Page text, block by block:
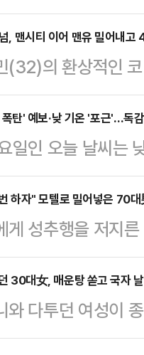
표의 사법리스크
한 헌법재판소의
해서는 거리를 두
형 집행유예' 선고
의혹 항소심 유죄
재점화하는 분위
하는 분위기가 …
, 맨시티 이어 맨유 밀어내고
(32)의 환상적인
바오컵) 4강에 올
타디움에서 펼쳐
분 터진 손흥민
승)에 이어 맨유
대를 밟았다.가장
후반 43분 날카
탄' 예보·낮 기온 '포근'…독
일인 오늘 날씨는
날은 중국 산둥
겠으며, 전국이
부터 인천·경기
원 산지와 전북
와 동부, 충북 북
, 강원 중북부 내
하자" 모텔로 밀어넣은 70
게 성추행을 저지
'사건반장'은
로 직장을 잃고
.A씨에 따르면 가
. A씨도 사돈댁과
30대女, 매운탕 쏟고 국자
와 다투던 여성이
일고 있다.17일